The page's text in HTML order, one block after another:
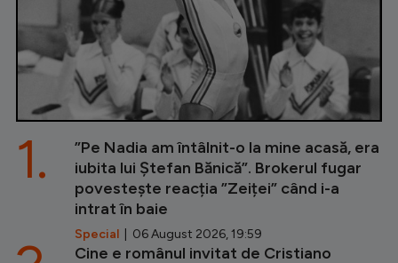
”Pe Nadia am întâlnit-o la mine acasă, era
iubita lui Ștefan Bănică”. Brokerul fugar
povestește reacția ”Zeiței” când i-a
intrat în baie
Special | 06 August 2026, 19:59
1.
Cine e românul invitat de Cristiano